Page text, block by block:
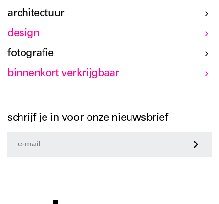
architectuur
design
fotografie
binnenkort verkrijgbaar
schrijf je in voor onze nieuwsbrief